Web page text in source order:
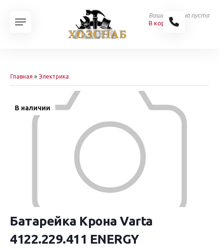
Ваша корзина пуста
В корзину
Главная » Электрика
В наличии
Батарейка Крона Varta
4122.229.411 ENERGY